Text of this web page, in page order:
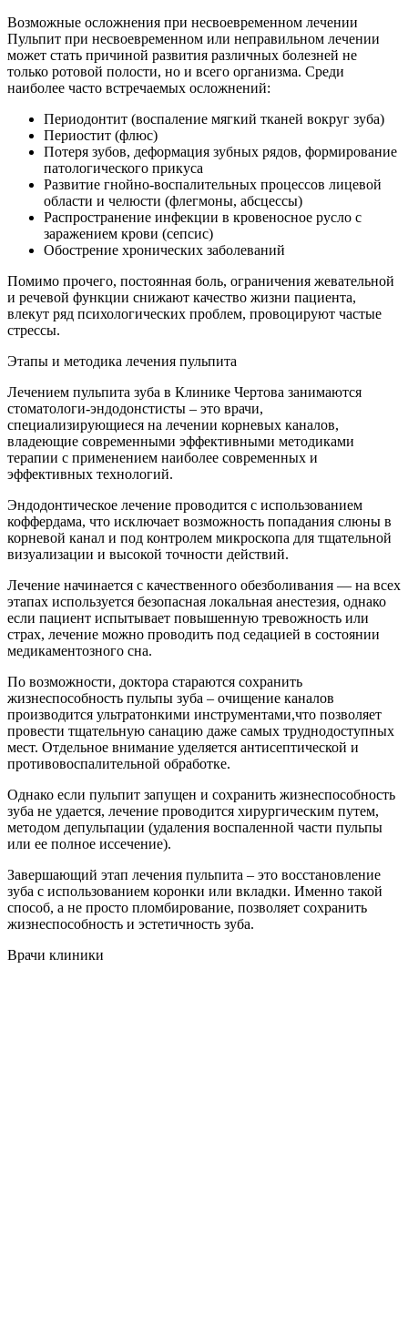
Возможные осложнения при несвоевременном лечении
Пульпит при несвоевременном или неправильном лечении
может стать причиной развития различных болезней не
только ротовой полости, но и всего организма. Среди
наиболее часто встречаемых осложнений:
Периодонтит (воспаление мягкий тканей вокруг зуба)
Периостит (флюс)
Потеря зубов, деформация зубных рядов, формирование
патологического прикуса
Развитие гнойно-воспалительных процессов лицевой
области и челюсти (флегмоны, абсцессы)
Распространение инфекции в кровеносное русло с
заражением крови (сепсис)
Обострение хронических заболеваний
Помимо прочего, постоянная боль, ограничения жевательной
и речевой функции снижают качество жизни пациента,
влекут ряд психологических проблем, провоцируют частые
стрессы.
Этапы и методика лечения пульпита
Лечением пульпита зуба в Клинике Чертова занимаются
стоматологи-эндодонстисты – это врачи,
специализирующиеся на лечении корневых каналов,
владеющие современными эффективными методиками
терапии с применением наиболее современных и
эффективных технологий.
Эндодонтическое лечение проводится с использованием
коффердама, что исключает возможность попадания слюны в
корневой канал и под контролем микроскопа для тщательной
визуализации и высокой точности действий.
Лечение начинается с качественного обезболивания — на всех
этапах используется безопасная локальная анестезия, однако
если пациент испытывает повышенную тревожность или
страх, лечение можно проводить под седацией в состоянии
медикаментозного сна.
По возможности, доктора стараются сохранить
жизнеспособность пульпы зуба – очищение каналов
производится ультратонкими инструментами,что позволяет
провести тщательную санацию даже самых труднодоступных
мест. Отдельное внимание уделяется антисептической и
противовоспалительной обработке.
Однако если пульпит запущен и сохранить жизнеспособность
зуба не удается, лечение проводится хирургическим путем,
методом депульпации (удаления воспаленной части пульпы
или ее полное иссечение).
Завершающий этап лечения пульпита – это восстановление
зуба с использованием коронки или вкладки. Именно такой
способ, а не просто пломбирование, позволяет сохранить
жизнеспособность и эстетичность зуба.
Врачи клиники